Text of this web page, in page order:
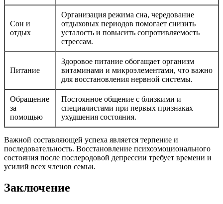
Сон и
отдых
Организация режима сна, чередование
отдыховых периодов помогает снизить
усталость и повысить сопротивляемость
стрессам.
Питание
Здоровое питание обогащает организм
витаминами и микроэлементами, что важно
для восстановления нервной системы.
Обращение
за
помощью
Постоянное общение с близкими и
специалистами при первых признаках
ухудшения состояния.
Важной составляющей успеха является терпение и
последовательность. Восстановление психоэмоционального
состояния после послеродовой депрессии требует времени и
усилий всех членов семьи.
Заключение